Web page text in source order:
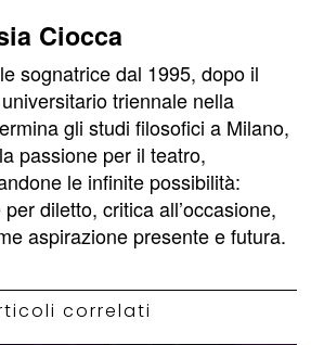
Ciocca
sognatrice dal 1995, dopo il
triennale nella
gli studi filosofici a Milano,
passione per il teatro,
le infinite possibilità:
diletto, critica all’occasione,
aspirazione presente e futura.
correlati